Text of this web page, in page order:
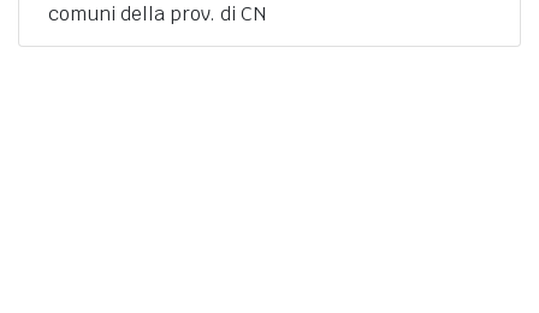
comuni della prov. di CN